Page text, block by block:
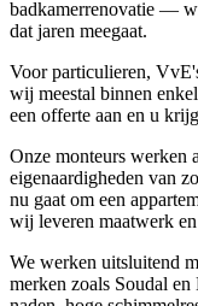
badkamerrenovatie —
dat jaren meegaat.
Voor particulieren,
wij meestal binnen
een offerte aan en u
Onze monteurs werken
eigenaardigheden van
nu gaat om een
wij leveren maatwerk
We werken uitsluitend
merken zoals Soudal